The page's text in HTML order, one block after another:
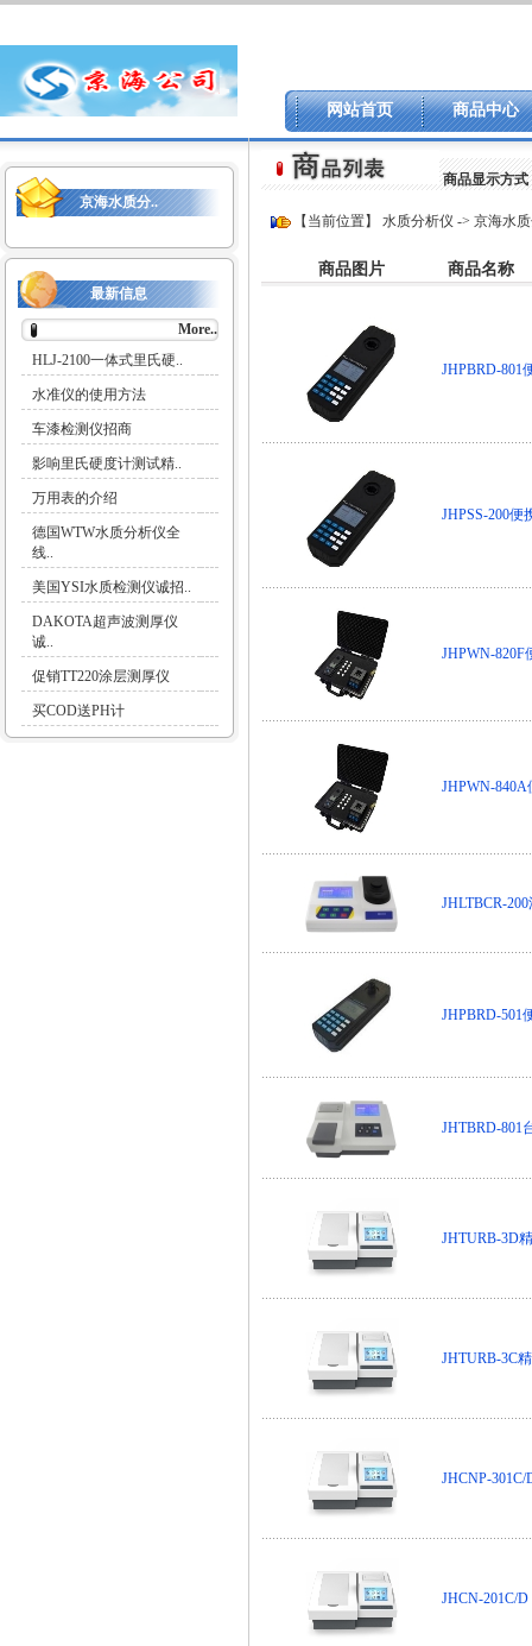
网站首页 商品中心
京海水质分..
最新信息
More..
HLJ-2100一体式里氏硬..
水准仪的使用方法
车漆检测仪招商
影响里氏硬度计测试精..
万用表的介绍
德国WTW水质分析仪全
线..
美国YSI水质检测仪诚招..
DAKOTA超声波测厚仪
诚..
促销TT220涂层测厚仪
买COD送PH计
商品显示方式
【当前位置】 水质分析仪 -> 京海水
商品图片 商品名称
JHPBRD-801
JHPSS-200便
JHPWN-
JHPWN-
JHLTBCR-
JHPBRD-501
JHTBRD-801
JHTURB-3D
JHTURB-3C
JHCNP-
JHCN-201C/